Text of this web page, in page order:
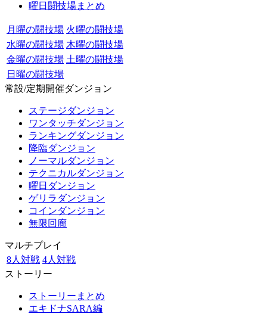
曜日闘技場まとめ
月曜の闘技場 火曜の闘技場
水曜の闘技場 木曜の闘技場
金曜の闘技場 土曜の闘技場
日曜の闘技場
常設/定期開催ダンジョン
ステージダンジョン
ワンタッチダンジョン
ランキングダンジョン
降臨ダンジョン
ノーマルダンジョン
テクニカルダンジョン
曜日ダンジョン
ゲリラダンジョン
コインダンジョン
無限回廊
マルチプレイ
8人対戦 4人対戦
ストーリー
ストーリーまとめ
エキドナSARA編